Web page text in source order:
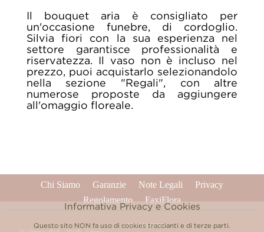
Il bouquet aria è consigliato per
un'occasione funebre, di cordoglio.
Silvia fiori con la sua esperienza nel
settore garantisce professionalità e
riservatezza. Il vaso non è incluso nel
prezzo, puoi acquistarlo selezionandolo
nella sezione "Regali", con altre
numerose proposte da aggiungere
all'omaggio floreale.
Chi Siamo Garanzie Note Legali
Privacy
Regolamento
FaxiFlora
SILVIA FIORI
Informativa Privacy e Cookies
Questo sito NON fa uso di cookies traccianti e di terze parti.